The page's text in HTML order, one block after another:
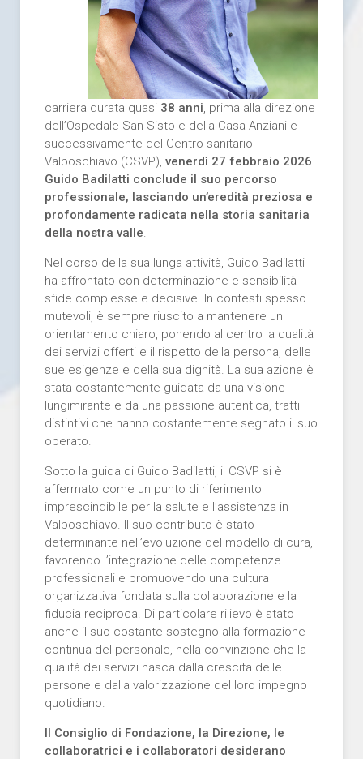
carriera durata quasi 38 anni, prima alla direzione
dell’Ospedale San Sisto e della Casa Anziani e
successivamente del Centro sanitario
Valposchiavo (CSVP), venerdì 27 febbraio 2026
Guido Badilatti conclude il suo percorso
professionale, lasciando un’eredità preziosa e
profondamente radicata nella storia sanitaria
della nostra valle.
Nel corso della sua lunga attività, Guido Badilatti
ha affrontato con determinazione e sensibilità
sfide complesse e decisive. In contesti spesso
mutevoli, è sempre riuscito a mantenere un
orientamento chiaro, ponendo al centro la qualità
dei servizi offerti e il rispetto della persona, delle
sue esigenze e della sua dignità. La sua azione è
stata costantemente guidata da una visione
lungimirante e da una passione autentica, tratti
distintivi che hanno costantemente segnato il suo
operato.
Sotto la guida di Guido Badilatti, il CSVP si è
affermato come un punto di riferimento
imprescindibile per la salute e l’assistenza in
Valposchiavo. Il suo contributo è stato
determinante nell’evoluzione del modello di cura,
favorendo l’integrazione delle competenze
professionali e promuovendo una cultura
organizzativa fondata sulla collaborazione e la
fiducia reciproca. Di particolare rilievo è stato
anche il suo costante sostegno alla formazione
continua del personale, nella convinzione che la
qualità dei servizi nasca dalla crescita delle
persone e dalla valorizzazione del loro impegno
quotidiano.
Il Consiglio di Fondazione, la Direzione, le
collaboratrici e i collaboratori desiderano